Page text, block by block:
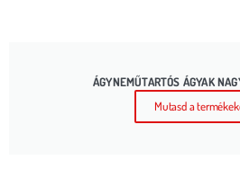
ÁGYNEMŰTARTÓS ÁGYAK
Mutasd a